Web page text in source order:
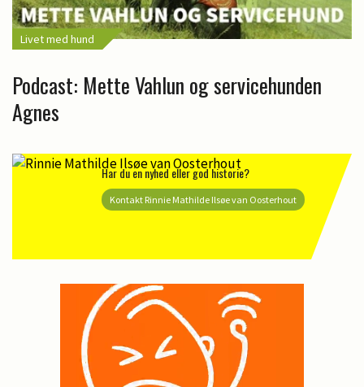
Livet med hund
Podcast: Mette Vahlun og servicehunden
Agnes
Har du en nyhed eller god historie?
Kontakt Rinnie Mathilde Ilsøe van Oosterhout